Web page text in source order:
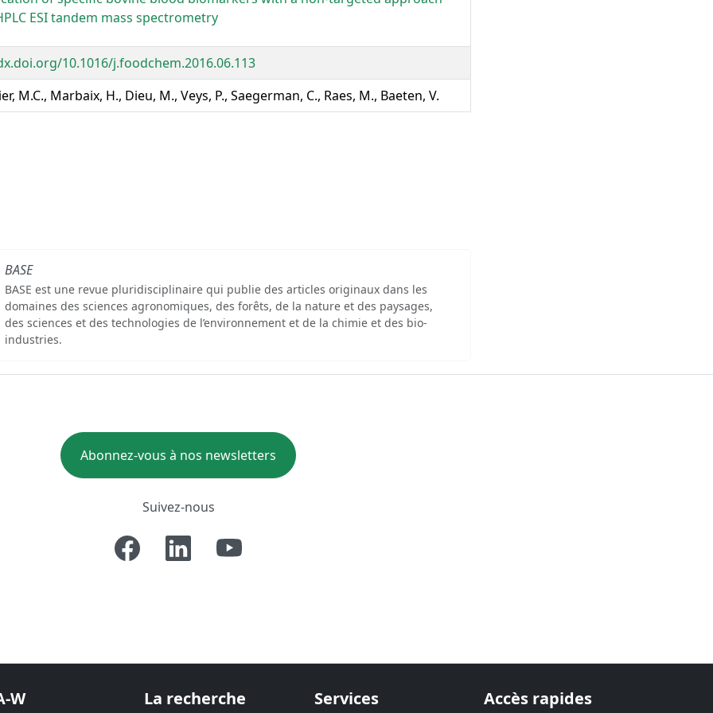
ESI tandem mass spectrometry
10.1016/j.foodchem.2016.06.113
M.C., Marbaix, H., Dieu, M., Veys, P., Saegerman, C., Raes, M., Baeten, V.
BASE
BASE est une revue pluridisciplinaire qui publie des articles originaux dans les
domaines des sciences agronomiques, des forêts, de la nature et des paysages,
des sciences et des technologies de l’environnement et de la chimie et des bio-
industries.
Abonnez-vous à nos newsletters
Suivez-nous
W La recherche Services Accès rapides